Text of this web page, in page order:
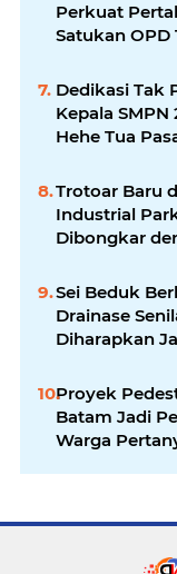
Perkuat
Satukan
Pemerintah
Dedikasi Tak
Kepala
Hehe Tua
Trotoar Baru
Industrial
Dibongkar
Sei Beduk
Drainase
Diharapkan
Proyek
Batam Jadi
Warga